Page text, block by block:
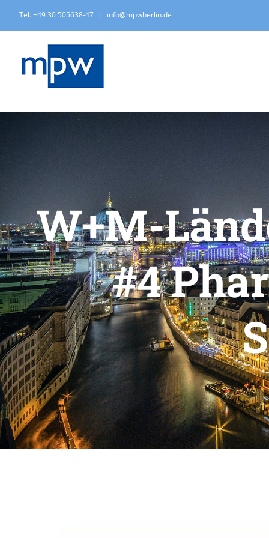
Zum
Inhalt
Tel. +49 30 505638-47 | info@mpwberlin.de
W+M-
#4